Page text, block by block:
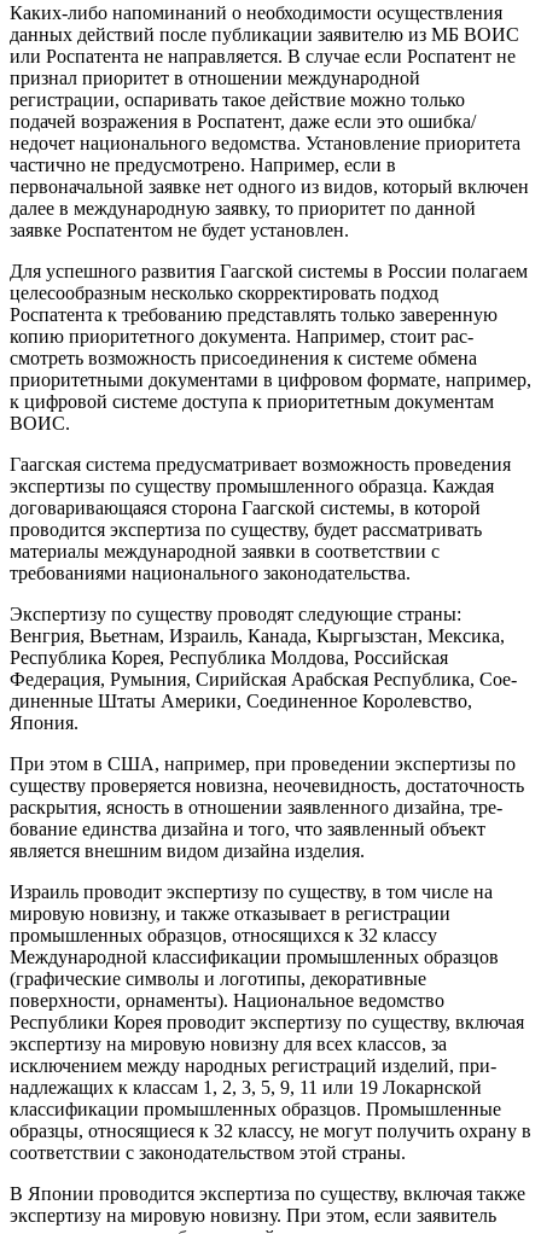
Каких­-либо напоминаний о необхо­димости осуществления
данных дей­ствий после публикации заявителю из МБ ВОИС
или Роспатента не направ­ляется. В случае если Роспатент не
признал приоритет в отношении меж­дународной
регистрации, оспаривать такое действие можно только
подачей возражения в Роспатент, даже если это ошибка/
недочет национального ведом­ства. Установление приоритета
частич­но не предусмотрено. Например, если в
первоначальной заявке нет одного из видов, который включен
далее в между­народную заявку, то приоритет по данной
заявке Роспатентом не будет уста­новлен.
Для успешного развития Гаагской си­стемы в России полагаем
целесообраз­ным несколько скорректировать подход
Роспатента к требованию представлять только заверенную
копию приоритет­ного документа. Например, стоит рас­
смотреть возможность присоединения к системе обмена
приоритетными до­кументами в цифровом формате, на­пример,
к цифровой системе доступа к приоритетным документам
ВОИС.
Гаагская система предусматривает возможность проведения
экспертизы по существу промышленного образца. Каждая
договаривающаяся сторона Гаагской системы, в которой
проводит­ся экспертиза по существу, будет рас­сматривать
материалы международной заявки в соответствии с
требованиями национального законодательства.
Экспертизу по существу проводят следующие страны:
Венгрия, Вьетнам, Израиль, Канада, Кыргызстан, Мексика,
Республика Корея, Республика Молдо­ва, Российская
Федерация, Румыния, Сирийская Арабская Республика, Сое­
диненные Штаты Америки, Соединен­ное Королевство,
Япония.
При этом в США, например, при проведении экспертизы по
существу проверяется новизна, неочевидность, достаточность
раскрытия, ясность в отношении заявленного дизайна, тре­
бование единства дизайна и того, что заявленный объект
является внешним видом дизайна изделия.
Израиль проводит экспертизу по су­ществу, в том числе на
мировую новиз­ну, и также отказывает в регистрации
промышленных образцов, относящихся к 32 классу
Международной классифи­кации промышленных образцов
(графи­ческие символы и логотипы, декоратив­ные
поверхности, орнаменты). Нацио­нальное ведомство
Республики Корея проводит экспертизу по существу, вклю­чая
экспертизу на мировую новизну для всех классов, за
исключением между­ народных регистраций изделий, при­
надлежащих к классам 1, 2, 3, 5, 9, 11 или 19 Локарнской
классификации про­мышленных образцов. Промышленные
образцы, относящиеся к 32 классу, не могут получить охрану в
соответствии с законодательством этой страны.
В Японии проводится экспертиза по существу, включая также
экспертизу на мировую новизну. При этом, если заяви­тель